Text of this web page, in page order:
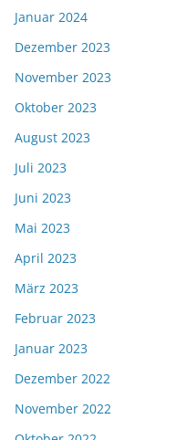
Januar 2024
Dezember 2023
November 2023
Oktober 2023
August 2023
Juli 2023
Juni 2023
Mai 2023
April 2023
März 2023
Februar 2023
Januar 2023
Dezember 2022
November 2022